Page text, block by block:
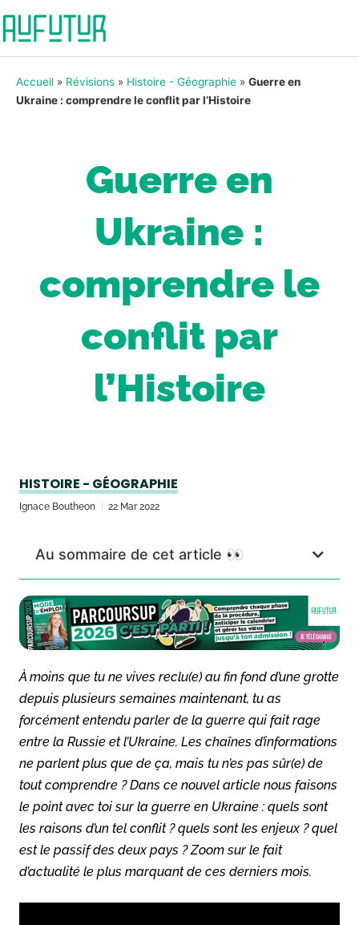
Accueil » Révisions » Histoire - Géographie » Guerre en
Ukraine : comprendre le conflit par l’Histoire
Guerre en
Ukraine :
comprendre le
conflit par
l’Histoire
HISTOIRE - GÉOGRAPHIE
Ignace Boutheon 22 Mar 2022
Au sommaire de cet article 👀
À moins que tu ne vives reclu(e) au fin fond d’une grotte
depuis plusieurs semaines maintenant, tu as
forcément entendu parler de la guerre qui fait rage
entre la Russie et l’Ukraine. Les chaînes d’informations
ne parlent plus que de ça, mais tu n’es pas sûr(e) de
tout comprendre ? Dans ce nouvel article nous faisons
le point avec toi sur la guerre en Ukraine : quels sont
les raisons d’un tel conflit ? quels sont les enjeux ? quel
est le passif des deux pays ? Zoom sur le fait
d’actualité le plus marquant de ces derniers mois.